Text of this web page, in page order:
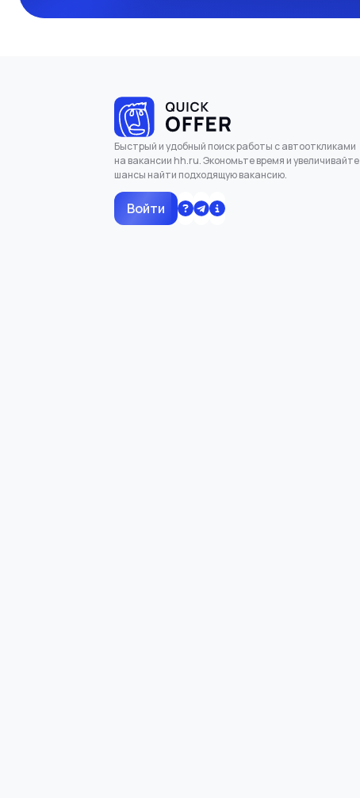
Быстрый и удобный поиск работы с автооткликами
на вакансии hh.ru. Экономьте время и увеличивайте
шансы найти подходящую вакансию.
Войти